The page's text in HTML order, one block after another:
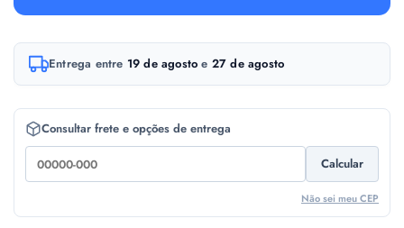
A
Entrega entre 19 de agosto e 27 de agosto
Consultar frete e opções de entrega
Calcular
Não sei meu CEP